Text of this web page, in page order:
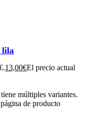
lila
13,00€El precio actual
múltiples variantes.
de producto